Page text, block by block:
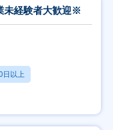
未経験者大歓迎※
日以上